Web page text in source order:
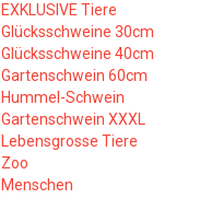
EXKLUSIVE Tiere
Glücksschweine 30cm
Glücksschweine 40cm
Gartenschwein 60cm
Hummel-Schwein
Gartenschwein XXXL
Lebensgrosse Tiere
Zoo
Menschen